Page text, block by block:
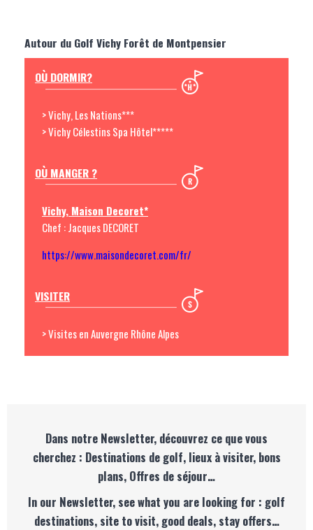
Autour du Golf Vichy Forêt de Montpensier
OÙ DORMIR?
> Vichy, Les Nations***
> Vichy Célestins Spa Hôtel*****
OÙ MANGER ?
Vichy, Maison Decoret*
Chef : Jacques DECORET
https://www.maisondecoret.com/fr/
VISITER
> Visites en Auvergne Rhône Alpes
Dans notre Newsletter, découvrez ce que vous
cherchez : Destinations de golf, lieux à visiter, bons
plans, Offres de séjour…
In our Newsletter, see what you are looking for : golf
destinations, site to visit, good deals, stay offers…